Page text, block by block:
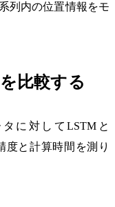
列内の位置情報をモ
比較する
に対してLSTMと
度と計算時間を測り